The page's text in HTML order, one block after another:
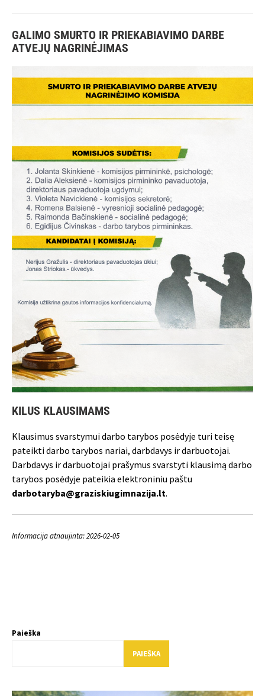
GALIMO SMURTO IR PRIEKABIAVIMO DARBE
ATVEJŲ NAGRINĖJIMAS
KILUS KLAUSIMAMS
Klausimus svarstymui darbo tarybos posėdyje turi teisę
pateikti darbo tarybos nariai, darbdavys ir darbuotojai.
Darbdavys ir darbuotojai prašymus svarstyti klausimą darbo
tarybos posėdyje pateikia elektroniniu paštu
darbotaryba@graziskiugimnazija.lt.
Informacija atnaujinta: 2026-02-05
Paieška
PAIEŠKA